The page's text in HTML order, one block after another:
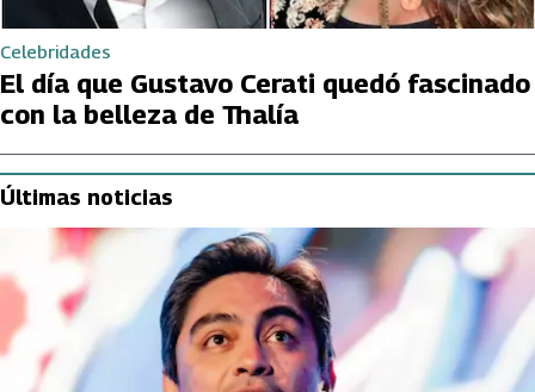
Celebridades
El día que Gustavo Cerati quedó fascinado
con la belleza de Thalía
Últimas noticias